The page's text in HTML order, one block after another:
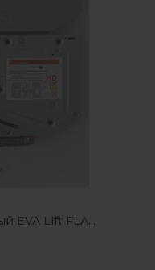
EVA Lift FLA...